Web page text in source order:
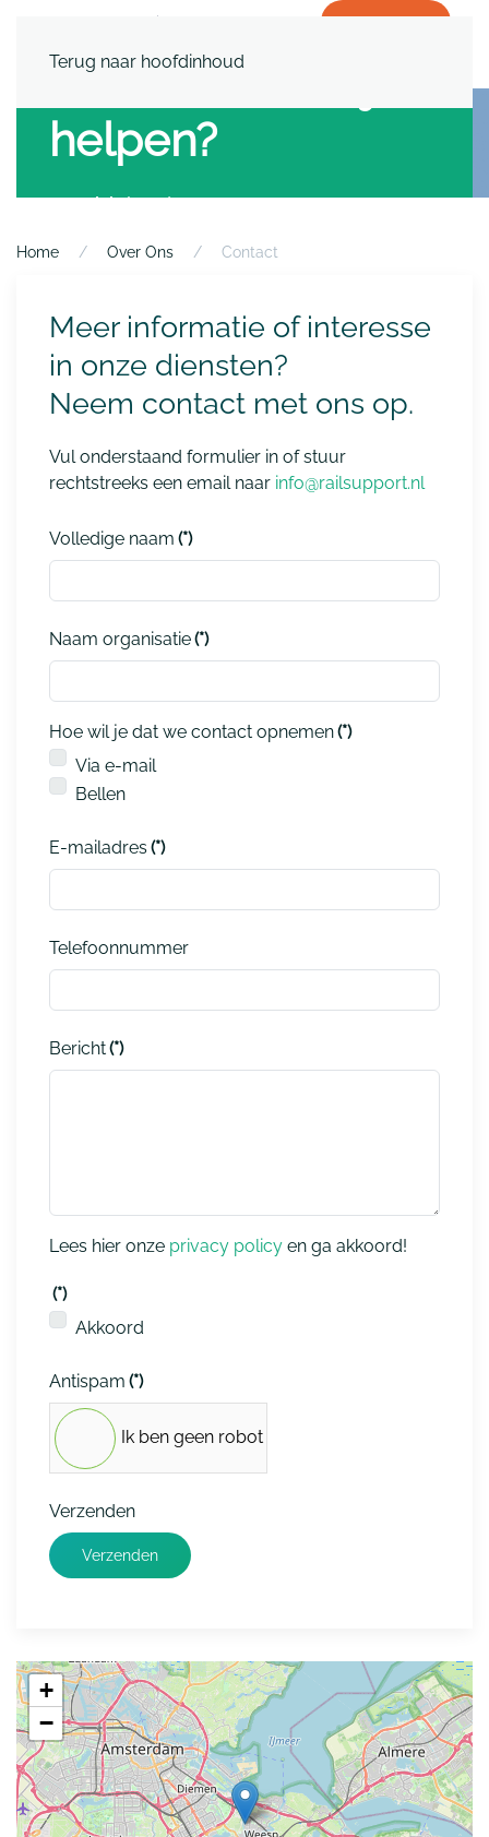
Terug naar hoofdinhoud
Hoe kunnen wij
helpen?
Stel hier jouw vraag
Home Over Ons Contact
Meer informatie of interesse
in onze diensten?
Neem contact met ons op.
Vul onderstaand formulier in of stuur
rechtstreeks een email naar info@railsupport.nl
Volledige naam (*)
Naam organisatie(*)
Hoe wil je dat we contact opnemen(*)
Via e-mail
Bellen
E-mailadres (*)
Telefoonnummer
Bericht(*)
Lees hier onze privacy policy en ga akkoord!
(*)
Akkoord
Antispam (*)
Ik ben geen robot
Verzenden
Verzenden
+
−